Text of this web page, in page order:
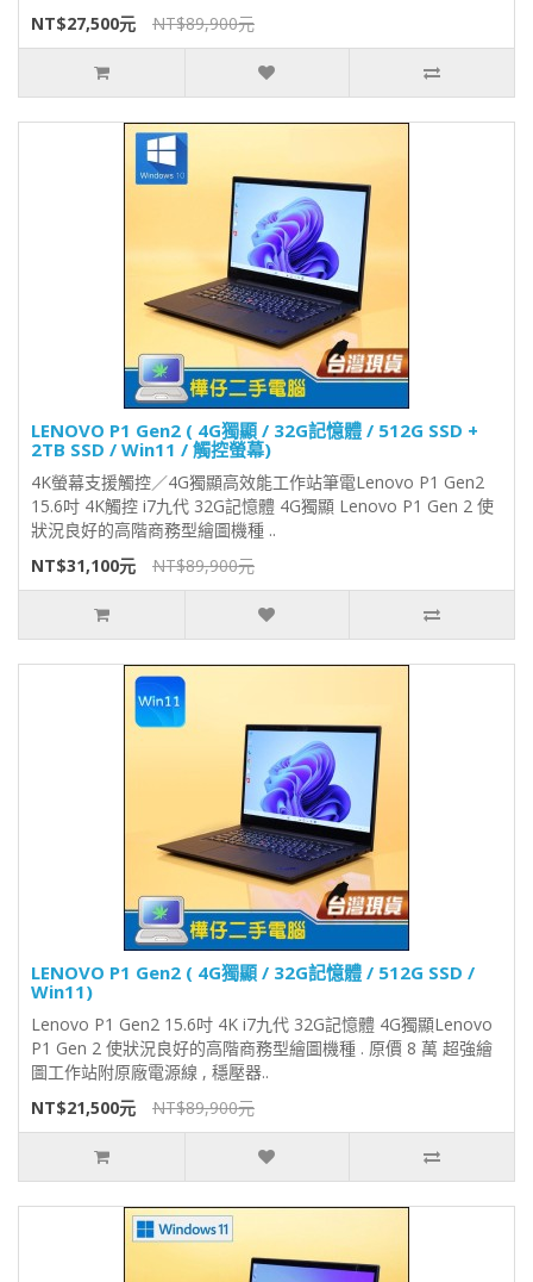
NT$27,500元
NT$89,900元
LENOVO P1 Gen2 ( 4G獨顯 / 32G記憶體 / 512G SSD +
2TB SSD / Win11 / 觸控螢幕)
4K螢幕支援觸控／4G獨顯高效能工作站筆電Lenovo P1 Gen2
15.6吋 4K觸控 i7九代 32G記憶體 4G獨顯 Lenovo P1 Gen 2 使
狀況良好的高階商務型繪圖機種 ..
NT$31,100元
NT$89,900元
LENOVO P1 Gen2 ( 4G獨顯 / 32G記憶體 / 512G SSD /
Win11)
Lenovo P1 Gen2 15.6吋 4K i7九代 32G記憶體 4G獨顯Lenovo
P1 Gen 2 使狀況良好的高階商務型繪圖機種 . 原價 8 萬 超強繪
圖工作站附原廠電源線 , 穩壓器..
NT$21,500元
NT$89,900元